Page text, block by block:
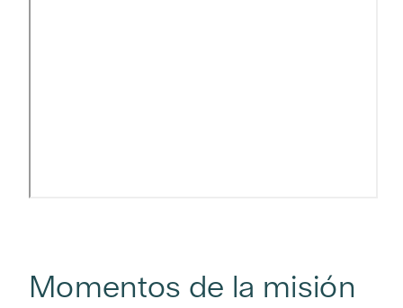
Momentos de la misión